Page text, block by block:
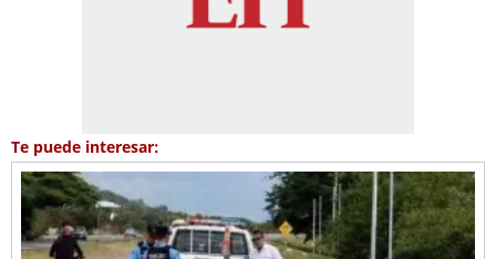
Te puede interesar: